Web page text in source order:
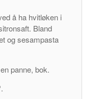
å ha hvitløken i
Bland
og sesampasta
panne, bok.